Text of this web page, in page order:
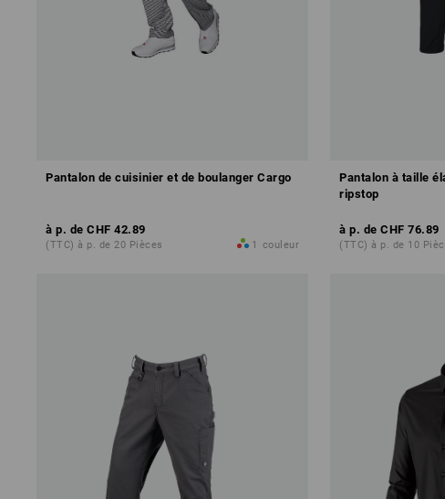
Pantalon de cuisinier et de boulanger Cargo
à p. de CHF 42.89
(TTC) à p. de 20 Pièces 1 couleur
Pantalon à taille
ripstop
à p. de CHF 76.89
(TTC) à p. de 10